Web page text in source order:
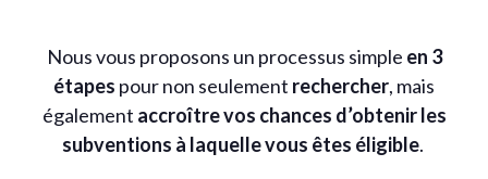
Nous vous proposons un processus simple en 3
étapes pour non seulement rechercher, mais
également accroître vos chances d’obtenir les
subventions à laquelle vous êtes éligible.